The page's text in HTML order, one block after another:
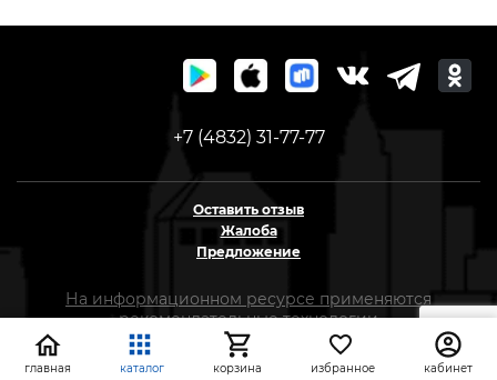
+7 (4832) 31-77-77
Оставить отзыв
Жалоба
Предложение
На информационном ресурсе применяются
рекомендательные технологии
(информационные технологии предоставления
информации на основе сбора, систематизации и
главная каталог корзина избранное кабинет